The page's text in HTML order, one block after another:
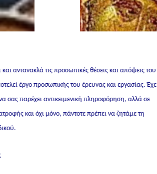
αντανακλά τις προσωπικές θέσεις και απόψεις του
έργο προσωπικής του έρευνας και εργασίας.
σας παρέχει αντικειμενική πληροφόρηση, αλλά σε
και όχι μόνο, πάντοτε πρέπει να ζητάμε τη